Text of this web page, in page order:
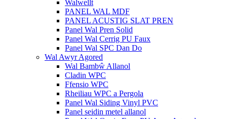
Walwellt
PANEL WAL MDF
PANEL ACUSTIG SLAT PREN
Panel Wal Pren Solid
Panel Wal Cerrig PU Faux
Panel Wal SPC Dan Do
Wal Awyr Agored
Wal Bambŵ Allanol
Cladin WPC
Ffensio WPC
Rheiliau WPC a Pergola
Panel Wal Siding Vinyl PVC
Panel seidin metel allanol